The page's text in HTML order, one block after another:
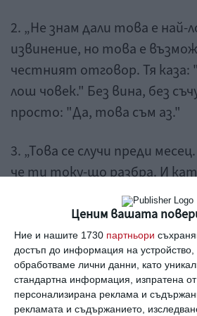
Ценим вашата
Ние и нашите 1730 партньори
достъп до информация на устройство,
обработваме лични данни, като
стандартна информация, изпратена от
персонализирана реклама и
рекламата и съдържанието,
2. „Не знам дали това е
извинение, но това е
честният отговор. Тя каза:
лош човек." Без вина, без
просто: "Да, това съм аз."
3. „Това се случи преди
че ти току-що разбра. И
промених оттогава и е
живееш в миналото.“
4. „Членът няма съвест“,
аз си мислех: „Да, но
виси, трябва да има.“